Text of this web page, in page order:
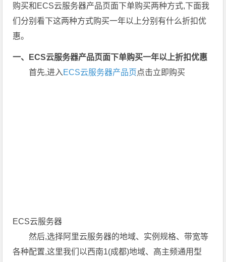
购买和ECS云服务器产品页面下单购买两种方式,下面我
们分别看下这两种方式购买一年以上分别有什么折扣优
惠。
一、ECS云服务器产品页面下单购买一年以上折扣优惠
首先,进入 ECS云服务器产品页点击立即购买
ECS云服务器
然后,选择阿里云服务器的地域、实例规格、带宽等
各种配置,这里我们以西南1(成都)地域、高主频通用型